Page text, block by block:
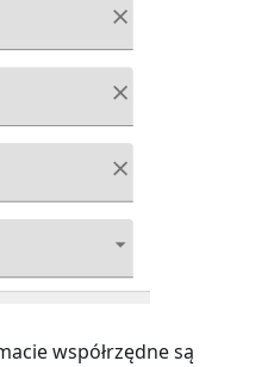
współrzędne są